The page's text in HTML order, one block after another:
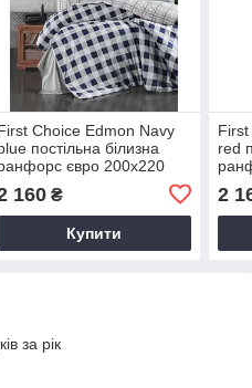
Сhoice Edmon Navy
постільна білизна
євро 200х220
160₴
Купити
red
2
за рік